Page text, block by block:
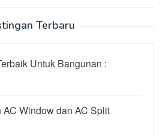
Terbaru
Untuk Bangunan :
Window dan AC Split